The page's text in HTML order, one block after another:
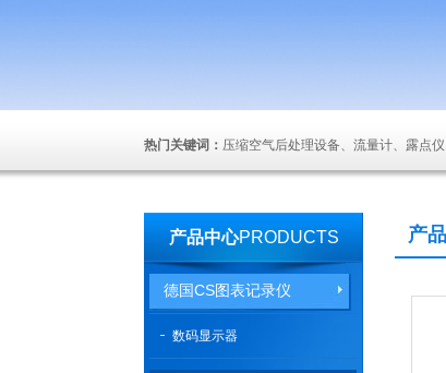
热门关键词： 压缩空气后处理设备、流量计、露点
产品中心PRODUCTS
德国CS图表记录仪
数码显示器
产